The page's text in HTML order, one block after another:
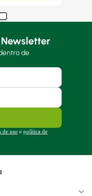
de
de uso e política de